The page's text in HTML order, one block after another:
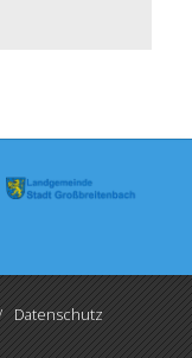
Datenschutz